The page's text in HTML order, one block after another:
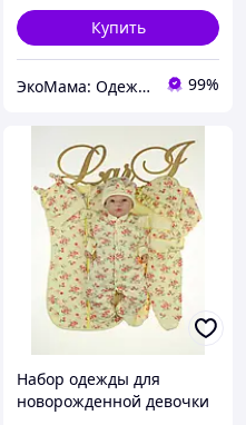
Купить
ЭкоМама: Одежда для беременных, белье для кормящих, сумка в роддом, одежда для новорожденных 99%
Набор одежды для
новорожденной девочки